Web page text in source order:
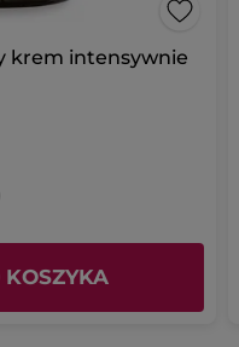
krem intensywnie